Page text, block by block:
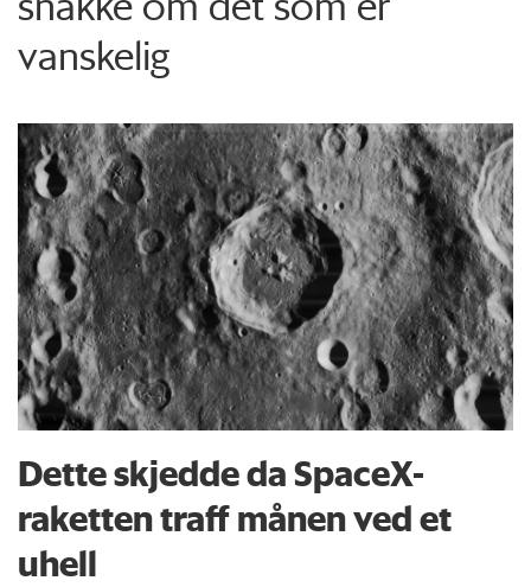
vanskelig
Dette skjedde da SpaceX-
raketten traff månen ved et
uhell